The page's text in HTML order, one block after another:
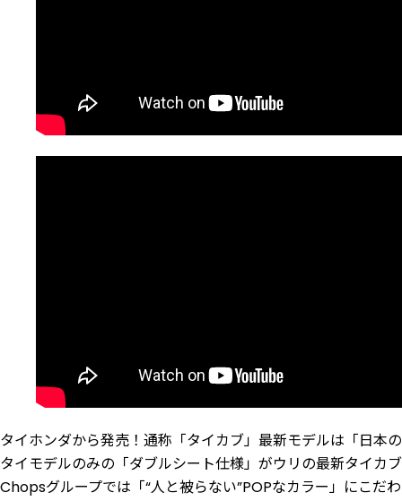
タイホンダから発売！通称「タイカブ」最新モデルは「日本
タイモデルのみの「ダブルシート仕様」がウリの最新タイカ
Chopsグループでは「“人と被らない”POPなカラー」にこだ